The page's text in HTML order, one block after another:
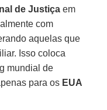
de Justiça em
com
aquelas que
Isso coloca
mundial de
para os EUA